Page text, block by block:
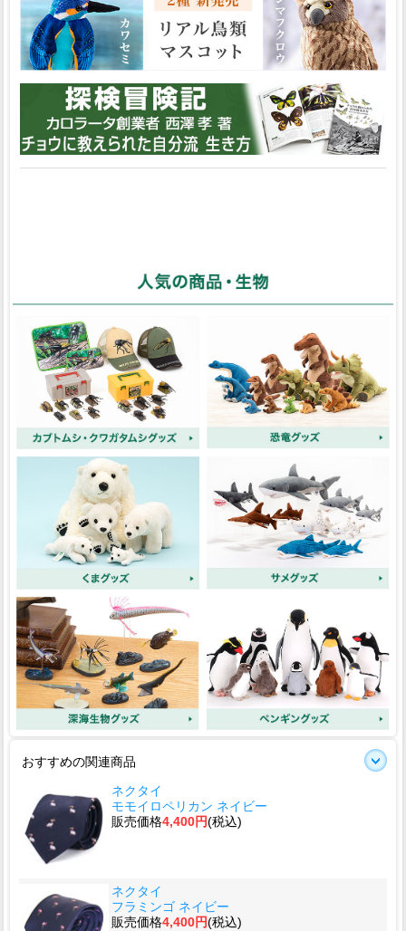
おすすめの関連商品
ネクタイ
モモイロペリカン ネイビー
販売価格4,400円(税込)
ネクタイ
フラミンゴ ネイビー
販売価格4,400円(税込)